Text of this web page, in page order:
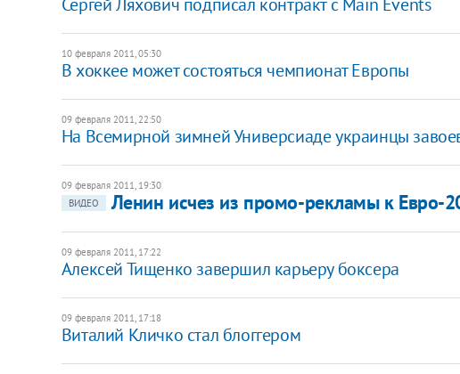
10 февраля 2011, 05:30
В хоккее может состояться чемпионат Европы
09 февраля 2011, 22:50
На Всемирной зимней Универсиаде украинцы
09 февраля 2011, 19:30
ВИДЕО
Ленин исчез из промо-рекламы к Евро-
09 февраля 2011, 17:22
Алексей Тищенко завершил карьеру боксера
09 февраля 2011, 17:18
Виталий Кличко стал блоггером